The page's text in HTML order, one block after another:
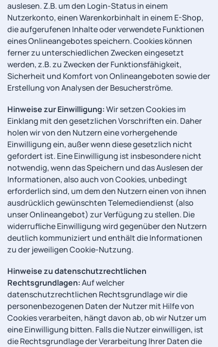
auslesen. Z.B. um den Login-Status in einem
Nutzerkonto, einen Warenkorbinhalt in einem E-Shop,
die aufgerufenen Inhalte oder verwendete Funktionen
eines Onlineangebotes speichern. Cookies können
ferner zu unterschiedlichen Zwecken eingesetzt
werden, z.B. zu Zwecken der Funktionsfähigkeit,
Sicherheit und Komfort von Onlineangeboten sowie der
Erstellung von Analysen der Besucherströme.
Hinweise zur Einwilligung:Wir setzen Cookies im
Einklang mit den gesetzlichen Vorschriften ein. Daher
holen wir von den Nutzern eine vorhergehende
Einwilligung ein, außer wenn diese gesetzlich nicht
gefordert ist. Eine Einwilligung ist insbesondere nicht
notwendig, wenn das Speichern und das Auslesen der
Informationen, also auch von Cookies, unbedingt
erforderlich sind, um dem den Nutzern einen von ihnen
ausdrücklich gewünschten Telemediendienst (also
unser Onlineangebot) zur Verfügung zu stellen. Die
widerrufliche Einwilligung wird gegenüber den Nutzern
deutlich kommuniziert und enthält die Informationen
zu der jeweiligen Cookie-Nutzung.
Hinweise zu datenschutzrechtlichen
Rechtsgrundlagen:Auf welcher
datenschutzrechtlichen Rechtsgrundlage wir die
personenbezogenen Daten der Nutzer mit Hilfe von
Cookies verarbeiten, hängt davon ab, ob wir Nutzer um
eine Einwilligung bitten. Falls die Nutzer einwilligen, ist
die Rechtsgrundlage der Verarbeitung Ihrer Daten die